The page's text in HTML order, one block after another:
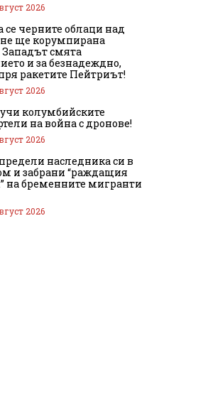
2026
се черните облаци над
ще корумпирана
Западът смята
и за безнадеждно,
ракетите Пейтриът!
2026
колумбийските
на война с дронове!
2026
наследника си в
и забрани “раждащия
на бременните мигранти
2026